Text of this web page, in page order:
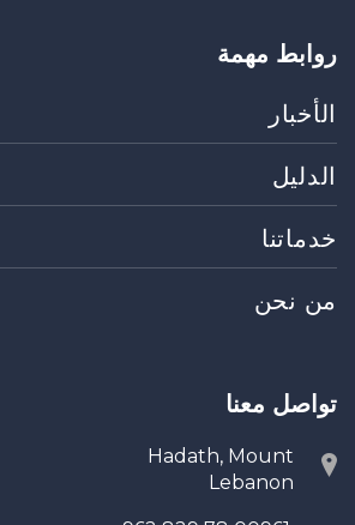
روابط مهمة
الأخبار
الدليل
خدماتنا
من نحن
تواصل معنا
Hadath, Mount
Lebanon